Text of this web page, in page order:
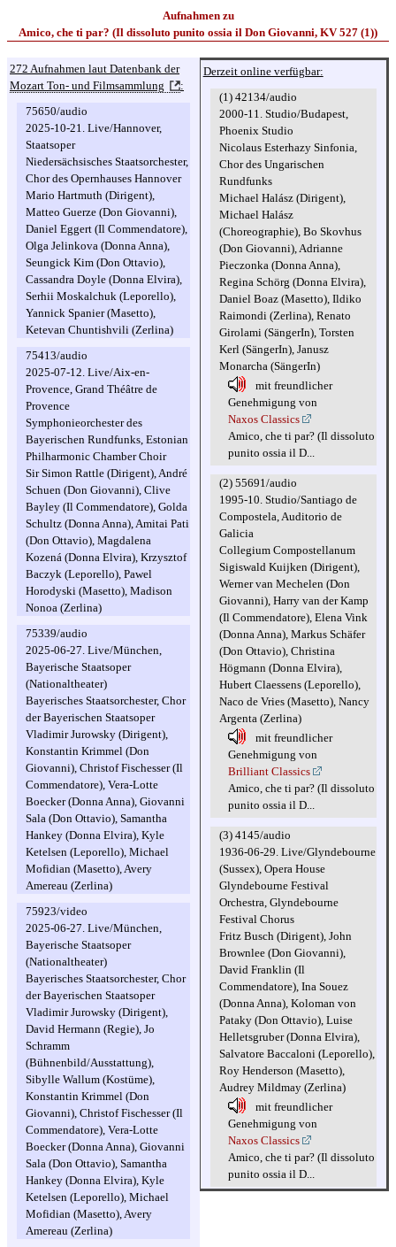
Aufnahmen zu
Amico, che ti par? (Il dissoluto punito ossia il Don Giovanni, KV 527 (1))
272 Aufnahmen laut Datenbank der
Mozart Ton- und Filmsammlung
:
75650/audio
2025-10-21. Live/Hannover,
Staatsoper
Niedersächsisches Staatsorchester,
Chor des Opernhauses Hannover
Mario Hartmuth (Dirigent),
Matteo Guerze (Don Giovanni),
Daniel Eggert (Il Commendatore),
Olga Jelinkova (Donna Anna),
Seungick Kim (Don Ottavio),
Cassandra Doyle (Donna Elvira),
Serhii Moskalchuk (Leporello),
Yannick Spanier (Masetto),
Ketevan Chuntishvili (Zerlina)
75413/audio
2025-07-12. Live/Aix-en-
Provence, Grand Théâtre de
Provence
Symphonieorchester des
Bayerischen Rundfunks, Estonian
Philharmonic Chamber Choir
Sir Simon Rattle (Dirigent), André
Schuen (Don Giovanni), Clive
Bayley (Il Commendatore), Golda
Schultz (Donna Anna), Amitai Pati
(Don Ottavio), Magdalena
Kozená (Donna Elvira), Krzysztof
Baczyk (Leporello), Pawel
Horodyski (Masetto), Madison
Nonoa (Zerlina)
75339/audio
2025-06-27. Live/München,
Bayerische Staatsoper
(Nationaltheater)
Bayerisches Staatsorchester, Chor
der Bayerischen Staatsoper
Vladimir Jurowsky (Dirigent),
Konstantin Krimmel (Don
Giovanni), Christof Fischesser (Il
Commendatore), Vera-Lotte
Boecker (Donna Anna), Giovanni
Sala (Don Ottavio), Samantha
Hankey (Donna Elvira), Kyle
Ketelsen (Leporello), Michael
Mofidian (Masetto), Avery
Amereau (Zerlina)
75923/video
2025-06-27. Live/München,
Bayerische Staatsoper
(Nationaltheater)
Bayerisches Staatsorchester, Chor
der Bayerischen Staatsoper
Vladimir Jurowsky (Dirigent),
David Hermann (Regie), Jo
Schramm
(Bühnenbild/Ausstattung),
Sibylle Wallum (Kostüme),
Konstantin Krimmel (Don
Giovanni), Christof Fischesser (Il
Commendatore), Vera-Lotte
Boecker (Donna Anna), Giovanni
Sala (Don Ottavio), Samantha
Hankey (Donna Elvira), Kyle
Ketelsen (Leporello), Michael
Mofidian (Masetto), Avery
Amereau (Zerlina)
Derzeit online verfügbar:
(1) 42134/audio
2000-11. Studio/Budapest,
Phoenix Studio
Nicolaus Esterhazy Sinfonia,
Chor des Ungarischen
Rundfunks
Michael Halász (Dirigent),
Michael Halász
(Choreographie), Bo Skovhus
(Don Giovanni), Adrianne
Pieczonka (Donna Anna),
Regina Schörg (Donna Elvira),
Daniel Boaz (Masetto), Ildiko
Raimondi (Zerlina), Renato
Girolami (SängerIn), Torsten
Kerl (SängerIn), Janusz
Monarcha (SängerIn)
mit freundlicher
Genehmigung von
Naxos Classics
Amico, che ti par? (Il dissoluto
punito ossia il D...
(2) 55691/audio
1995-10. Studio/Santiago de
Compostela, Auditorio de
Galicia
Collegium Compostellanum
Sigiswald Kuijken (Dirigent),
Werner van Mechelen (Don
Giovanni), Harry van der Kamp
(Il Commendatore), Elena Vink
(Donna Anna), Markus Schäfer
(Don Ottavio), Christina
Högmann (Donna Elvira),
Hubert Claessens (Leporello),
Naco de Vries (Masetto), Nancy
Argenta (Zerlina)
mit freundlicher
Genehmigung von
Brilliant Classics
Amico, che ti par? (Il dissoluto
punito ossia il D...
(3) 4145/audio
1936-06-29. Live/Glyndebourne
(Sussex), Opera House
Glyndebourne Festival
Orchestra, Glyndebourne
Festival Chorus
Fritz Busch (Dirigent), John
Brownlee (Don Giovanni),
David Franklin (Il
Commendatore), Ina Souez
(Donna Anna), Koloman von
Pataky (Don Ottavio), Luise
Helletsgruber (Donna Elvira),
Salvatore Baccaloni (Leporello),
Roy Henderson (Masetto),
Audrey Mildmay (Zerlina)
mit freundlicher
Genehmigung von
Naxos Classics
Amico, che ti par? (Il dissoluto
punito ossia il D...